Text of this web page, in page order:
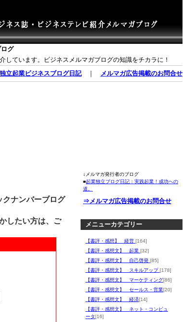
グ
ています。ビジネスメルマガブログの知識をチカラに！
独立起業ビジネスブログ日記｜ メルマガ広告掲載のお問合せ
↓メルマガ発行者のブログ
■起業独立ブログ日記：実践起業！成功への
道。
⇒メルマガ広告掲載のお問合せ
メニューカテゴリー
【書評・感想】 経営 [164]
【書評・感想文】 起業 [32]
【書評・感想文】 自己啓発 [85]
【書評・感想文】 スキルアップ[178]
【書評・感想文】 マーケティング[86]
【書評・感想文】 セールス・営業[20]
【書評・感想文】 経済[14]
【書評・感想文】 ネット・コンピュ
ータ[16]
ナンバーブログ
したい方は、ご